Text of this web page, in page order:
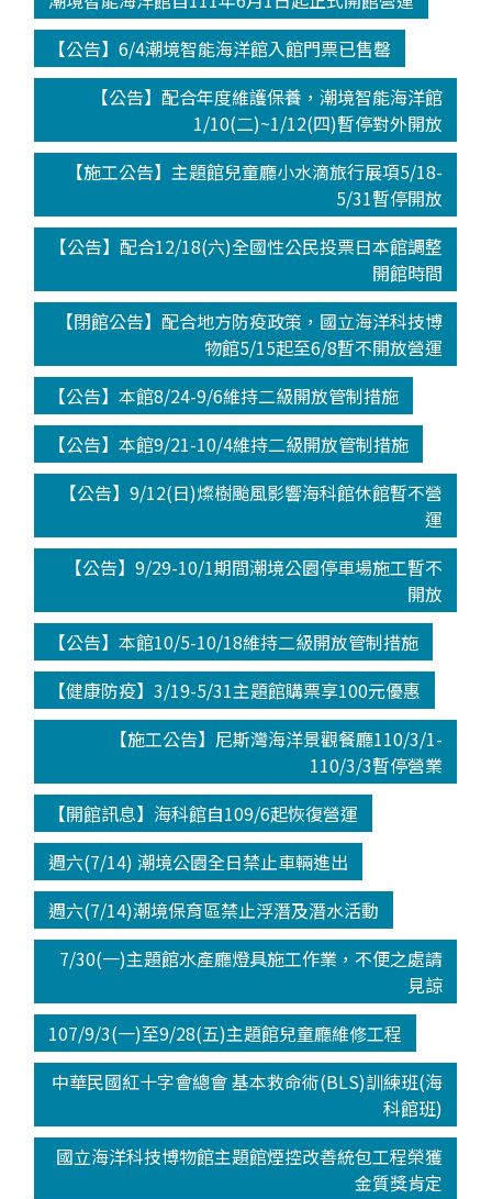
【公告】6/4潮境智能海洋館入館門票已售罄
【公告】配合年度維護保養，潮境智能海洋館
1/10(二)~1/12(四)暫停對外開放
【施工公告】主題館兒童廳小水滴旅行展項5/18-
5/31暫停開放
【公告】配合12/18(六)全國性公民投票日本館調整
開館時間
【閉館公告】配合地方防疫政策，國立海洋科技博
物館5/15起至6/8暫不開放營運
【公告】本館8/24-9/6維持二級開放管制措施
【公告】本館9/21-10/4維持二級開放管制措施
【公告】9/12(日)燦樹颱風影響海科館休館暫不營
運
【公告】9/29-10/1期間潮境公園停車場施工暫不
開放
【公告】本館10/5-10/18維持二級開放管制措施
【健康防疫】3/19-5/31主題館購票享100元優惠
【施工公告】尼斯灣海洋景觀餐廳110/3/1-
110/3/3暫停營業
【開館訊息】海科館自109/6起恢復營運
週六(7/14) 潮境公園全日禁止車輛進出
週六(7/14)潮境保育區禁止浮潛及潛水活動
7/30(一)主題館水產廳燈具施工作業，不便之處請
見諒
107/9/3(一)至9/28(五)主題館兒童廳維修工程
中華民國紅十字會總會 基本救命術(BLS)訓練班(海
科館班)
國立海洋科技博物館主題館煙控改善統包工程榮獲
金質獎肯定